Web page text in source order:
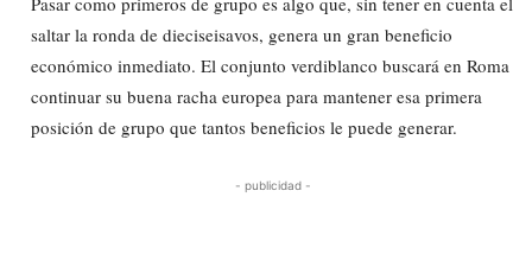
saltar la ronda de dieciseisavos, genera un gran beneficio
económico inmediato. El conjunto verdiblanco buscará en Roma
continuar su buena racha europea para mantener esa primera
posición de grupo que tantos beneficios le puede generar.
- publicidad -